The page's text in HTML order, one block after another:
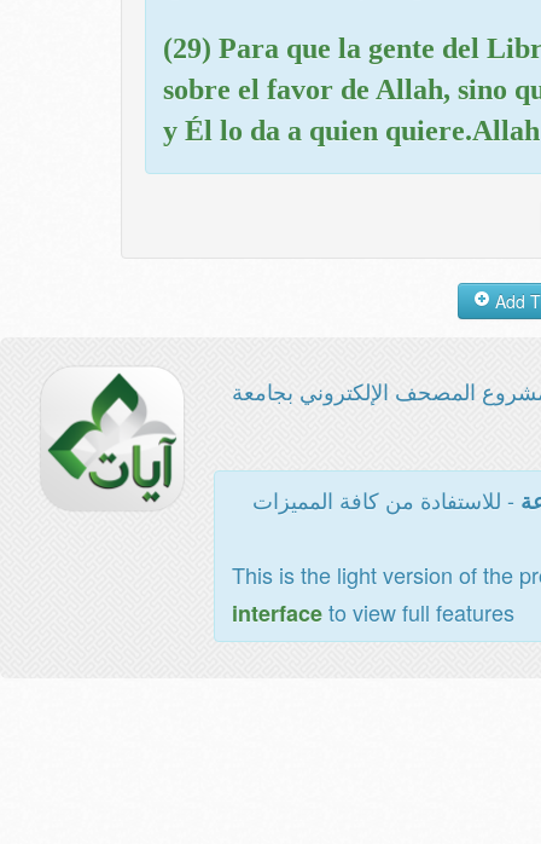
(29) Para que la gente del
sobre el favor de Allah, sino
y Él lo da a quien
المصحف الإلكتروني بجامعة
- للاستفادة من كافة المميزات
This is the light version of the
interfaceto view full features